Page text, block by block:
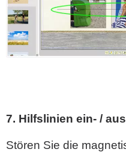
7. Hilfslinien ein- /
Stören Sie die